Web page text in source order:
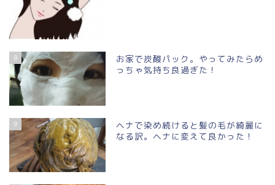
8
お家で炭酸パック。やってみたらめ
っちゃ気持ち良過ぎた！
9
ヘナで染め続けると髪の毛が綺麗に
なる訳。ヘナに変えて良かった！